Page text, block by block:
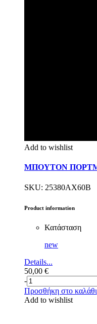
Add to wishlist
ΜΠΟΥΤΟΝ
SKU: 25380AX60B
Product information
Κατάσταση
new
Details...
50,00 €
-
Προσθήκη στο καλάθι
Add to wishlist